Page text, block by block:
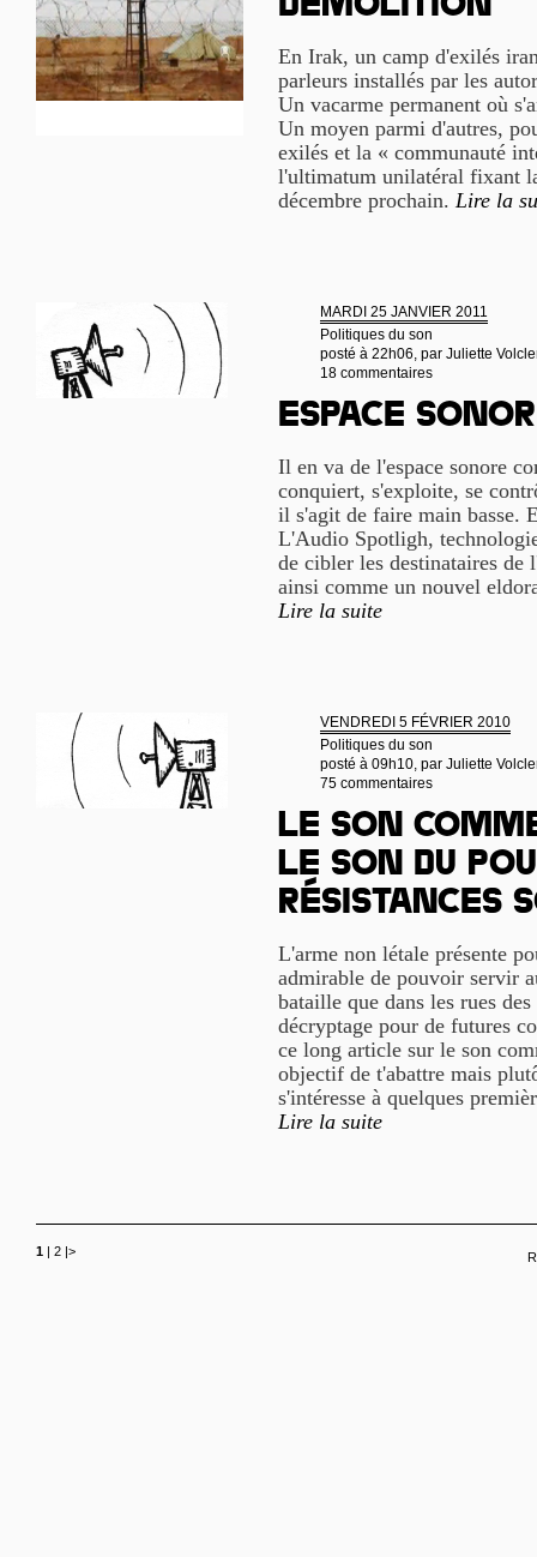
démolition
En Irak, un camp d'exilés
parleurs installés par les
Un vacarme permanent où
Un moyen parmi d'autres,
exilés et la « communauté
l'ultimatum unilatéral fixant
décembre prochain. Lire la
MARDI 25 JANVIER 2011
Politiques du son
posté à 22h06, par Juliette
18 commentaires
Espace
Il en va de l'espace sonore
conquiert, s'exploite, se
il s'agit de faire main basse.
L'Audio Spotligh,
de cibler les destinataires de
ainsi comme un nouvel
Lire la suite
VENDREDI 5 FÉVRIER 2010
Politiques du son
posté à 09h10, par Juliette
75 commentaires
Le son
le son du
résistances
L'arme non létale présente
admirable de pouvoir servir
bataille que dans les rues
décryptage pour de futures
ce long article sur le son
objectif de t'abattre mais
s'intéresse à quelques
Lire la suite
1 | 2 |>